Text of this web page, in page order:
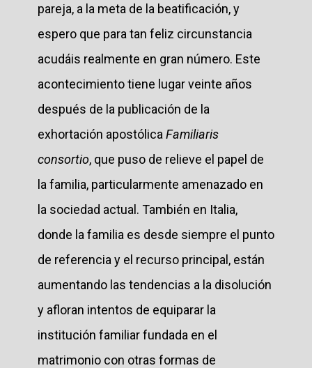
pareja, a la meta de la beatificación, y
espero que para tan feliz circunstancia
acudáis realmente en gran número. Este
acontecimiento tiene lugar veinte años
después de la publicación de la
exhortación apostólica Familiaris
consortio, que puso de relieve el papel de
la familia, particularmente amenazado en
la sociedad actual. También en Italia,
donde la familia es desde siempre el punto
de referencia y el recurso principal, están
aumentando las tendencias a la disolución
y afloran intentos de equiparar la
institución familiar fundada en el
matrimonio con otras formas de